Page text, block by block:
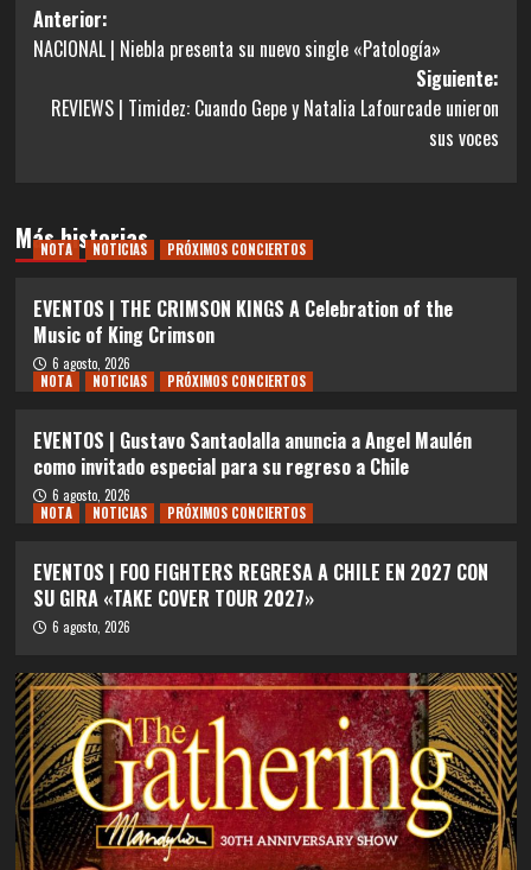
Navegación
de
entradas
Anterior:
NACIONAL | Niebla presenta su nuevo single «Patología»
Siguiente:
REVIEWS | Timidez: Cuando Gepe y Natalia Lafourcade unieron
sus voces
Más historias
NOTA NOTICIAS PRÓXIMOS CONCIERTOS
EVENTOS | THE CRIMSON KINGS A Celebration of the
Music of King Crimson
6 agosto, 2026
NOTA
NOTICIAS PRÓXIMOS CONCIERTOS
EVENTOS | Gustavo Santaolalla anuncia a Angel Maulén
como invitado especial para su regreso a Chile
6 agosto, 2026
NOTA
NOTICIAS PRÓXIMOS CONCIERTOS
EVENTOS | FOO FIGHTERS REGRESA A CHILE EN 2027 CON
SU GIRA «TAKE COVER TOUR 2027»
6 agosto, 2026